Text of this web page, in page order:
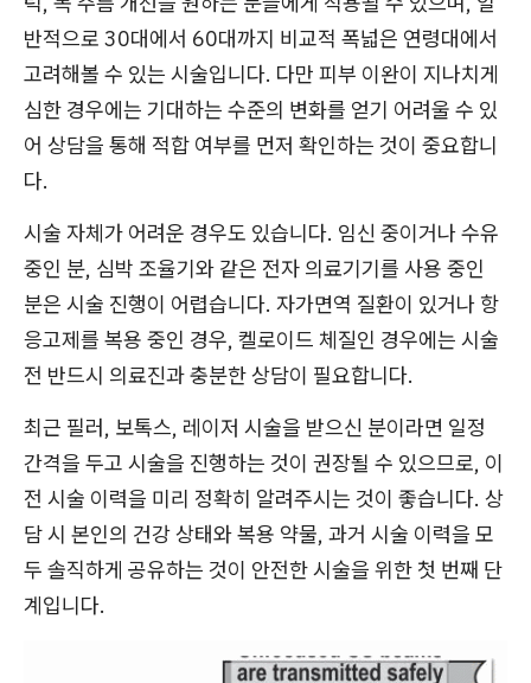
반적으로 30대에서 60대까지 비교적 폭넓은 연령대에서
고려해볼 수 있는 시술입니다. 다만 피부 이완이 지나치게
심한 경우에는 기대하는 수준의 변화를 얻기 어려울 수 있
어 상담을 통해 적합 여부를 먼저 확인하는 것이 중요합니
다.
시술 자체가 어려운 경우도 있습니다. 임신 중이거나 수유
중인 분, 심박 조율기와 같은 전자 의료기기를 사용 중인
분은 시술 진행이 어렵습니다. 자가면역 질환이 있거나 항
응고제를 복용 중인 경우, 켈로이드 체질인 경우에는 시술
전 반드시 의료진과 충분한 상담이 필요합니다.
최근 필러, 보톡스, 레이저 시술을 받으신 분이라면 일정
간격을 두고 시술을 진행하는 것이 권장될 수 있으므로, 이
전 시술 이력을 미리 정확히 알려주시는 것이 좋습니다. 상
담 시 본인의 건강 상태와 복용 약물, 과거 시술 이력을 모
두 솔직하게 공유하는 것이 안전한 시술을 위한 첫 번째 단
계입니다.